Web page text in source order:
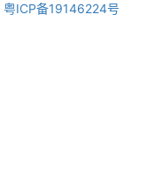
粤ICP备19146224号